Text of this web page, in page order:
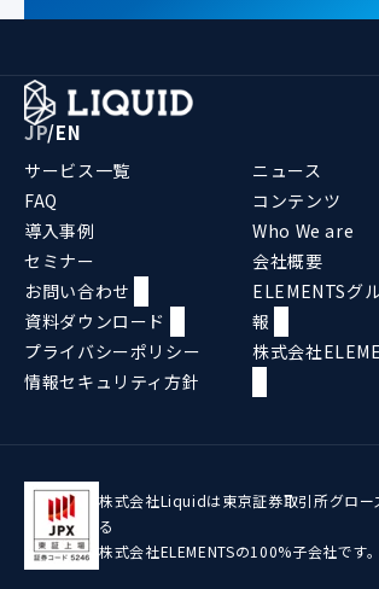
JP/EN
サービス一覧
FAQ
導入事例
セミナー
ニュース
コンテンツ
Who We are
会社概要
お問い合わせ
資料ダウンロード
プライバシーポリシー
情報セキュリティ方針
ELEMENTSグ
報
株式会社
株式会社Liquidは東京証券取引所グロー
る
株式会社ELEMENTSの100%子会社です。